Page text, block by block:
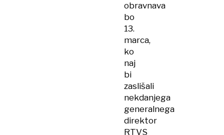
obravnava
bo
13.
marca,
ko
naj
bi
zaslišali
nekdanjega
generalnega
direktor
RTVS